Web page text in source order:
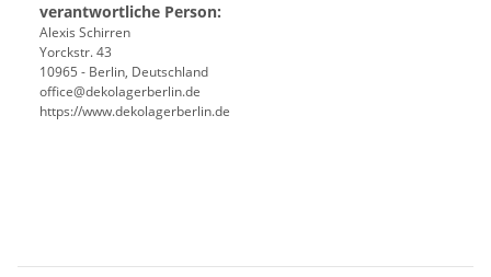
verantwortliche Person:
Alexis Schirren
Yorckstr. 43
10965 - Berlin, Deutschland
office@dekolagerberlin.de
https://www.dekolagerberlin.de